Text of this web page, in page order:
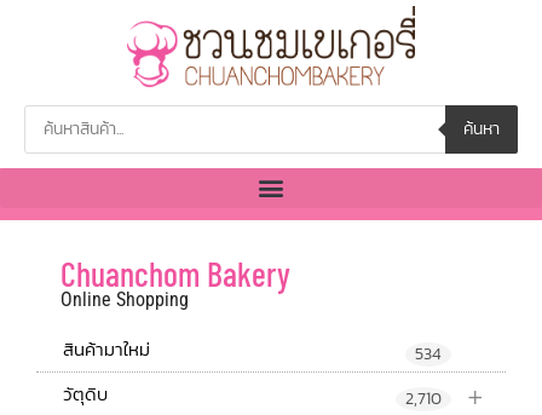
ค้นหา
Chuanchom Bakery
Online Shopping
สินค้ามาใหม่ 534
+
วัตุดิบ 2,710